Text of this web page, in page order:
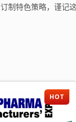
制特色策略，谨记
HOT